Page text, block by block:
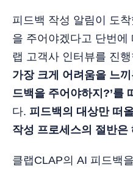
피드백 작성 알림이 도
을 주어야겠다고 단번에
랩 고객사 인터뷰를 진
가장 크게 어려움을 느
드백을 주어야하지?’를
다. 피드백의 대상만 떠
작성 프로세스의 절반은
클랩CLAP의 AI 피드백